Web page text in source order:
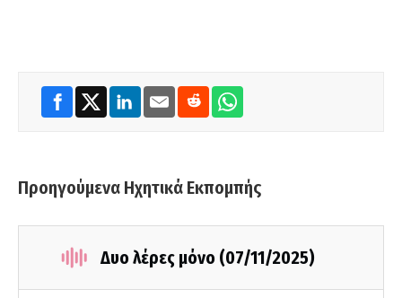
Προηγούμενα Ηχητικά Εκπομπής
Δυο λέρες μόνο (07/11/2025)